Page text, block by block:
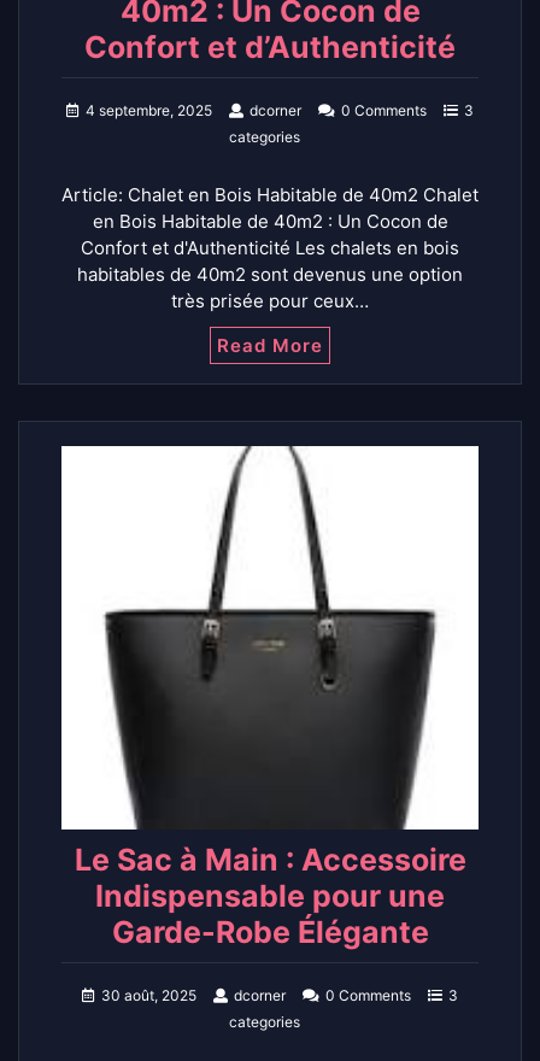
40m2 : Un Cocon de
Confort et d’Authenticité
4 septembre, 2025 dcorner 0 Comments
3
categories
Article: Chalet en Bois Habitable de 40m2 Chalet
en Bois Habitable de 40m2 : Un Cocon de
Confort et d'Authenticité Les chalets en bois
habitables de 40m2 sont devenus une option
très prisée pour ceux…
Read More
Le Sac à Main : Accessoire
Indispensable pour une
Garde-Robe Élégante
30 août, 2025 dcorner 0 Comments
3
categories